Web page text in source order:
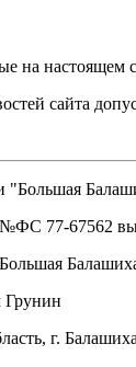
на
сайта
‎77-67562
Грунин
г.